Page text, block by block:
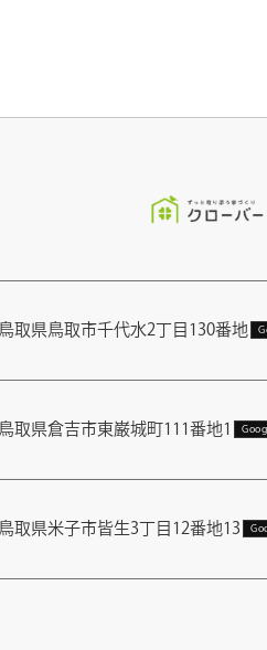
鳥取県鳥取市千代水2丁目130番地
鳥取県倉吉市東巌城町111番地1
鳥取県米子市皆生3丁目12番地13